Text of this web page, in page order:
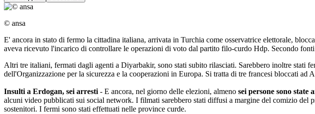
© ansa
E' ancora in stato di fermo la cittadina italiana, arrivata in Turchia come osservatrice elettorale,
aveva ricevuto l'incarico di controllare le operazioni di voto dal partito filo-curdo Hdp. Secondo
Altri tre italiani, fermati dagli agenti a Diyarbakir, sono stati subito rilasciati. Sarebbero inoltre stati
dell'Organizzazione per la sicurezza e la cooperazioni in Europa. Si tratta di tre francesi bloccati ad
Insulti a Erdogan, sei arresti - E ancora, nel giorno delle elezioni, almeno sei persone sono state
alcuni video pubblicati sui social network. I filmati sarebbero stati diffusi a margine del comizio
sostenitori. I fermi sono stati effettuati nelle province curde.